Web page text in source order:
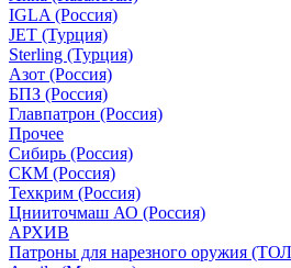
IGLA (Россия)
JET (Турция)
Sterling (Турция)
Азот (Россия)
БПЗ (Россия)
Главпатрон (Россия)
Прочее
Сибирь (Россия)
СКМ (Россия)
Техкрим (Россия)
Цнииточмаш АО (Россия)
АРХИВ
Патроны для нарезного оружия